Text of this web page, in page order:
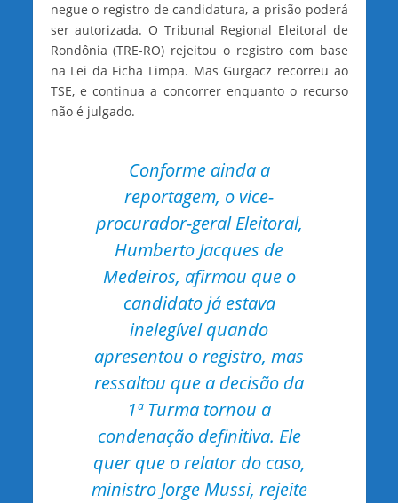
negue o registro de candidatura, a prisão poderá
ser autorizada. O Tribunal Regional Eleitoral de
Rondônia (TRE-RO) rejeitou o registro com base
na Lei da Ficha Limpa. Mas Gurgacz recorreu ao
TSE, e continua a concorrer enquanto o recurso
não é julgado.
Conforme ainda a
reportagem, o vice-
procurador-geral Eleitoral,
Humberto Jacques de
Medeiros, afirmou que o
candidato já estava
inelegível quando
apresentou o registro, mas
ressaltou que a decisão da
1ª Turma tornou a
condenação definitiva. Ele
quer que o relator do caso,
ministro Jorge Mussi, rejeite